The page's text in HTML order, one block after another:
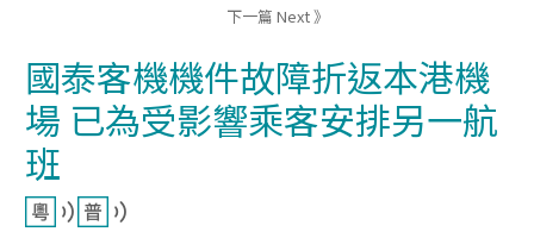
下一篇 Next 》
國泰客機機件故障折返本港機
場 已為受影響乘客安排另一航
班